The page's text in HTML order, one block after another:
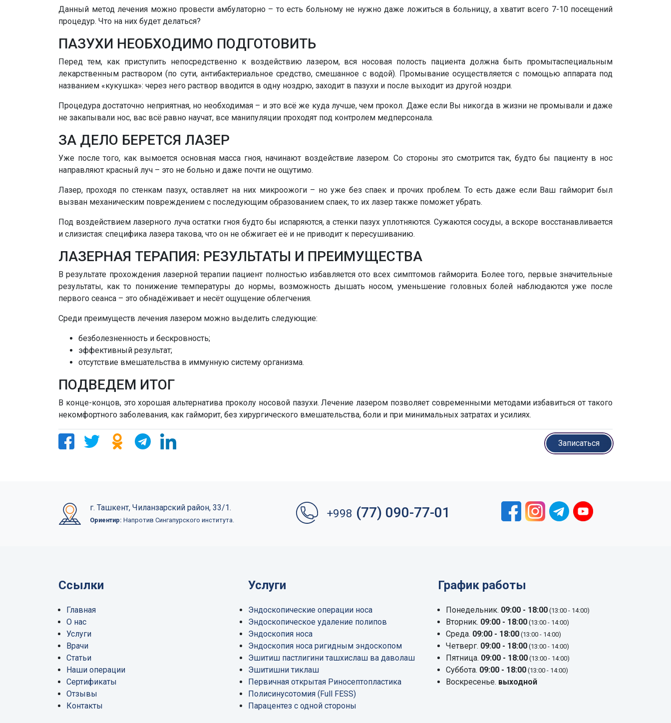
Данный метод лечения можно провести амбулаторно – то есть больному не нужно даже ложиться в больницу, а хватит всего 7-10 посещений
процедур. Что на них будет делаться?
ПАЗУХИ НЕОБХОДИМО ПОДГОТОВИТЬ
Перед тем, как приступить непосредственно к воздействию лазером, вся носовая полость пациента должна быть промытаспециальным
лекарственным раствором (по сути, антибактериальное средство, смешанное с водой). Промывание осуществляется с помощью аппарата под
названием «кукушка»: через него раствор вводится в одну ноздрю, заходит в пазухи и после выходит из другой ноздри.
Процедура достаточно неприятная, но необходимая – и это всё же куда лучше, чем прокол. Даже если Вы никогда в жизни не промывали и даже
не закапывали нос, вас всё равно научат, все манипуляции проходят под контролем медперсонала.
ЗА ДЕЛО БЕРЕТСЯ ЛАЗЕР
Уже после того, как вымоется основная масса гноя, начинают воздействие лазером. Со стороны это смотрится так, будто бы пациенту в нос
направляют красный луч – это не больно и даже почти не ощутимо.
Лазер, проходя по стенкам пазух, оставляет на них микроожоги – но уже без спаек и прочих проблем. То есть даже если Ваш гайморит был
вызван механическим повреждением с последующим образованием спаек, то их лазер также поможет убрать.
Под воздействием лазерного луча остатки гноя будто бы испаряются, а стенки пазух уплотняются. Сужаются сосуды, а вскоре восстанавливается
и слизистая: специфика лазера такова, что он не обжигает её и не приводит к пересушиванию.
ЛАЗЕРНАЯ ТЕРАПИЯ: РЕЗУЛЬТАТЫ И ПРЕИМУЩЕСТВА
В результате прохождения лазерной терапии пациент полностью избавляется ото всех симптомов гайморита. Более того, первые значительные
результаты, как то понижение температуры до нормы, возможность дышать носом, уменьшение головных болей наблюдаются уже после
первого сеанса – это обнадёживает и несёт ощущение облегчения.
Среди преимуществ лечения лазером можно выделить следующие:
безболезненность и бескровность;
эффективный результат;
отсутствие вмешательства в иммунную систему организма.
ПОДВЕДЕМ ИТОГ
В конце-концов, это хорошая альтернатива проколу носовой пазухи. Лечение лазером позволяет современными методами избавиться от такого
некомфортного заболевания, как гайморит, без хирургического вмешательства, боли и при минимальных затратах и усилиях.
Записаться
г. Ташкент, Чиланзарский район, 33/1.
Ориентир: Напротив Сингапурского института.
+998 (77) 090-77-01
Ссылки
Главная
О нас
Услуги
Врачи
Статьи
Наши операции
Сертификаты
Отзывы
Контакты
Услуги
Эндоскопические операции носа
Эндоскопическое удаление полипов
Эндоскопия носа
Эндоскопия носа ригидным эндоскопом
Эшитиш пастлигини ташхислаш ва даволаш
Эшитишни тиклаш
Первичная открытая Риносептопластика
Полисинусотомия (Full FESS)
Парацентез с одной стороны
График работы
Понедельник. 09:00 - 18:00 (13:00 - 14:00)
Вторник. 09:00 - 18:00 (13:00 - 14:00)
Среда. 09:00 - 18:00 (13:00 - 14:00)
Четверг. 09:00 - 18:00 (13:00 - 14:00)
Пятница. 09:00 - 18:00 (13:00 - 14:00)
Суббота. 09:00 - 18:00 (13:00 - 14:00)
Воскресенье. выходной